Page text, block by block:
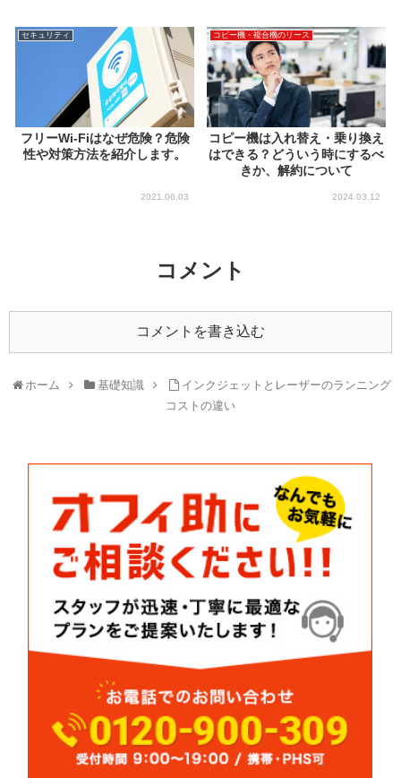
セキュリティ
フリーWi-Fiはなぜ危険？危険
性や対策方法を紹介します。
2021.06.03
コピー機・複合機のリース
コピー機は入れ替え・乗り換え
はできる？どういう時にするべ
きか、解約について
2024.03.12
コメント
コメントを書き込む
ホーム 基礎知識
インクジェットとレーザーのランニング
コストの違い